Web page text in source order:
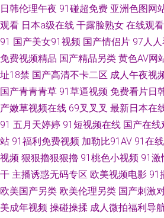
日韩伦理午夜 91碰超免费 亚洲色图网
观看 日本a级在线 干露脸熟女 在线观
91 国产美女91视频 国产情侣片 97人
免费视频精品 国产精品另类 黄色AV网
址18禁 国产高清不卡二区 成人午夜视
国产青青青草 91草逼视频 免费看片日
产嫩草视频在线 69叉叉叉 最新日本在
91 五月天婷婷 91短视频在线 国产在线
站 91福利免费视频 加勒比91AV 91在
视频 狠狠擼狠狠擼 91桃色小视频 91激
干 主播诱惑无码专区 欧美视频电影 91
欧美国产另类 欧美伦理另类 国产刺激
美成年视频 操碰操揉 成人微拍福利导